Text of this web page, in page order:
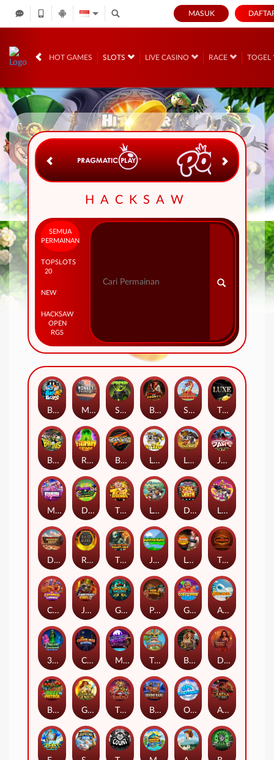
MASUK
HOT GAMES SLOTS LIVE CASINO RACE TOGEL
IDR
HACKSAW
SEMUA
PERMAINAN
TOP
20
SLOTS
NEW
HACKSAW
OPEN
RGS
Beam Boys Monkey Frenzy 2: Boss is Here! Spinman BULLETS AND BOUNTY SMOKING DRAGON The Luxe
BASH BROS Ronin Stackways Born Wild LE ZEUS LE COWBOY JAWS OF JUSTICE
MIAMI MAYHEM DONNY AND DANNY TIGER LEGENDS Le Fisherman DEAL WITH DEATH LE KING
Darkside Prairie: Magical Beast Raidmark The Lost Book of Mummy’s Curse Jumpasaurs Leatherheads The Jack & Rose
Crowned Corners Junkyard Kings 2 Ghostly Hallows Peek & Pounce Gobstopper Grind Avalanche
3 Arcane Cauldrons Crownlings Clusters Midnight Mirage Tikitopia BoosterBelt Bonnie's Buccaneers Demon Queen
Buzz Patrol Gearlab Genius The Crime File Behind Bars: Masterplan Opa Santorini! Arena of Iron